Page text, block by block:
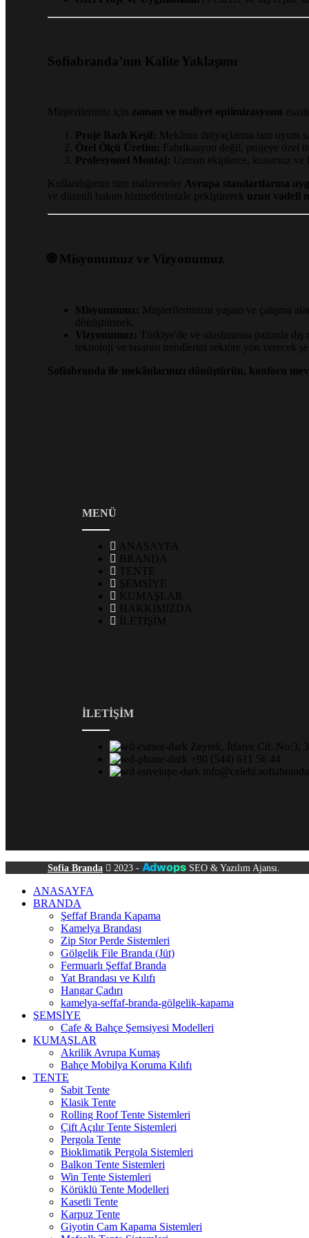
Sofiabranda’nın Kalite Yaklaşımı
Müşterilerimiz için zaman ve maliyet optimizasyonu
Proje Bazlı Keşif: Mekânın ihtiyaçlarına tam uyum
Özel Ölçü Üretim: Fabrikasyon değil, projeye özel
Profesyonel Montaj: Uzman ekiplerce, kusursuz ve
Kullandığımız tüm malzemeler
Avrupa standartlarına
ve düzenli bakım hizmetlerimizle pekiştirerek uzun vadeli
🌐 Misyonumuz ve Vizyonumuz
Misyonumuz: Müşterilerimizin yaşam ve çalışma
dönüştürmek.
Vizyonumuz: Türkiye'de ve uluslararası pazarda
teknoloji ve tasarım trendlerini sektöre yön verecek
Sofiabranda ile mekânlarınızı dönüştürün, konforu
MENÜ
ANASAYFA
BRANDA
TENTE
ŞEMSİYE
KUMAŞLAR
HAKKIMIZDA
İLETİŞİM
İLETİŞİM
Zeyrek, İtfaiye Cd. No:3,
+90 (544) 611 56 44
Sofia Branda 2023 - Adwops SEO & Yazılım Ajansı.
ANASAYFA
BRANDA
Şeffaf Branda Kapama
Kamelya Brandası
Zip Stor Perde Sistemleri
Gölgelik File Branda (Jüt)
Fermuarlı Şeffaf Branda
Yat Brandası ve Kılıfı
Hangar Çadırı
kamelya-seffaf-branda-gölgelik-kapama
ŞEMSİYE
Cafe & Bahçe Şemsiyesi Modelleri
KUMAŞLAR
Akrilik Avrupa Kumaş
Bahçe Mobilya Koruma Kılıfı
TENTE
Sabit Tente
Klasik Tente
Rolling Roof Tente Sistemleri
Çift Açılır Tente Sistemleri
Pergola Tente
Bioklimatik Pergola Sistemleri
Balkon Tente Sistemleri
Win Tente Sistemleri
Körüklü Tente Modelleri
Kasetli Tente
Karpuz Tente
Giyotin Cam Kapama Sistemleri